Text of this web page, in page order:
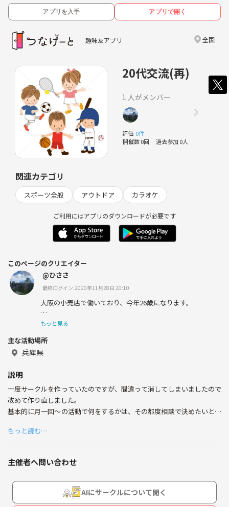
アプリを入手 アプリで開く
趣味友アプリ 全国
20代交流(再)
1 人がメンバー
評価 0件
開催数 0回 過去参加 0人
関連カテゴリ
スポーツ全般 アウトドア カラオケ
ご利用にはアプリのダウンロードが必要です
このページのクリエイター
@ひささ
最終ログイン:2020年11月28日 20:10
大阪の小売店で働いており、今年26歳になります。
アウトドアからインドアまで趣味は様々です。
気軽に絡みましょう^ ^
もっと見る
主な活動場所
兵庫県
説明
一度サークルを作っていたのですが、間違って消してしまいましたので
改めて作り直しました。
基本的に月一回〜の活動で何をするかは、その都度相談で決めたいと思
個人の予定が第一ですので、マイペースにまったり参加して頂ければ良
いなと思います。
少しでも良いなと思われた方、気軽にご参加ください。
まだ始めたばかりでよくわかっておりませんが、どうぞよろしくお願い
します＾＾
✳︎マナーの無い方はご遠慮願います。
もっと読む…
主催者へ問い合わせ
AIにサークルについて聞く